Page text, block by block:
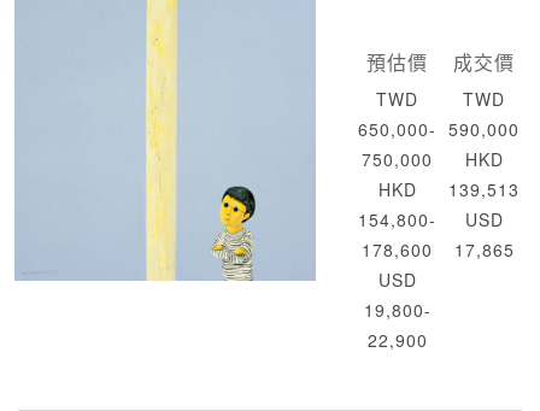
預估價
TWD
650,000-
750,000
HKD
154,800-
178,600
USD
19,800-
22,900
成交價
TWD
590,000
HKD
139,513
USD
17,865